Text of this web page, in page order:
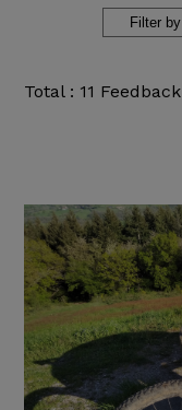
Total : 11 Feedback